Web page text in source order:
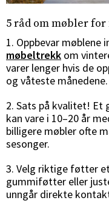
5 råd om møbler
1. Oppbevar møblene
møbeltrekk om
varer lenger hvis de
og våteste månedene.
2. Sats på kvalitet!
kan vare i 10–20 år
billigere møbler ofte
sesonger.
3. Velg riktige føtter
gummiføtter eller
unngår direkte